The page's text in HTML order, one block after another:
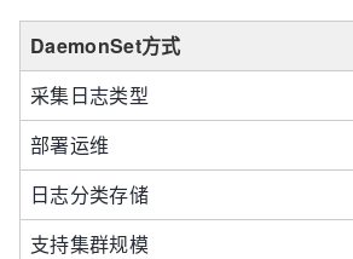
DaemonSet方式
采集日志类型
部署运维
日志分类存储
支持集群规模